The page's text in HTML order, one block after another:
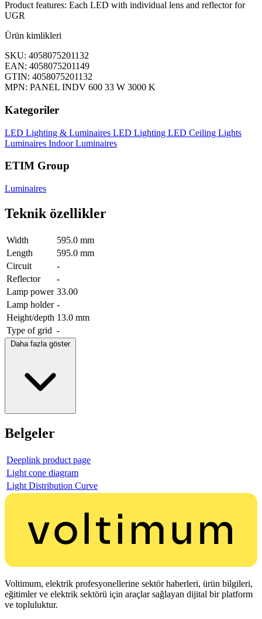
Product features: Each LED with individual lens and reflector for
UGR
Ürün kimlikleri
SKU: 4058075201132
EAN: 4058075201149
GTIN: 4058075201132
MPN: PANEL INDV 600 33 W 3000 K
Kategoriler
LED Lighting & Luminaires LED Lighting LED Ceiling Lights
Luminaires Indoor Luminaires
ETIM Group
Luminaires
Teknik özellikler
Width
595.0 mm
Length
595.0 mm
Circuit
-
Reflector
-
Lamp power 33.00
Lamp holder -
Height/depth 13.0 mm
Type of grid -
Daha fazla göster
Belgeler
Deeplink product page
Light cone diagram
Light Distribution Curve
Voltimum, elektrik profesyonellerine sektör haberleri, ürün bilgileri,
eğitimler ve elektrik sektörü için araçlar sağlayan dijital bir platform
ve topluluktur.